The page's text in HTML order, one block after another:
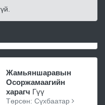
Жамьяншаравын
Осоржамаагийн
харагч Гүү
Төрсөн: Сүхбаатар